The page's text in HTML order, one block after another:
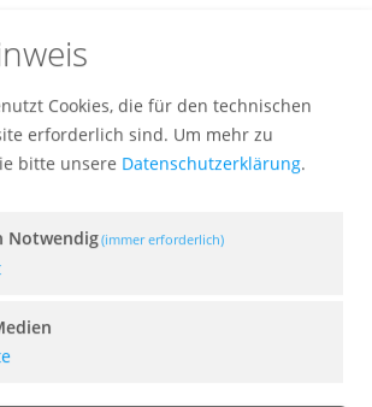
Ferienprogramm noch Plätze frei
09. Juli 2026
Marktgemeinderates am 13.07.2026
09. Juli 2026
Cookies, die für den technischen
erforderlich sind. Um mehr zu
bitte unsere Datenschutzerklärung.
Notwendig(immer erforderlich)